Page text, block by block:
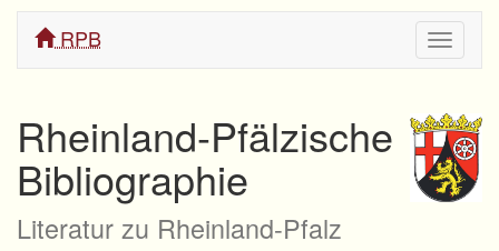
ein/
RPB
Rheinland-Pfälzische
Bibliographie
Literatur zu Rheinland-Pfalz